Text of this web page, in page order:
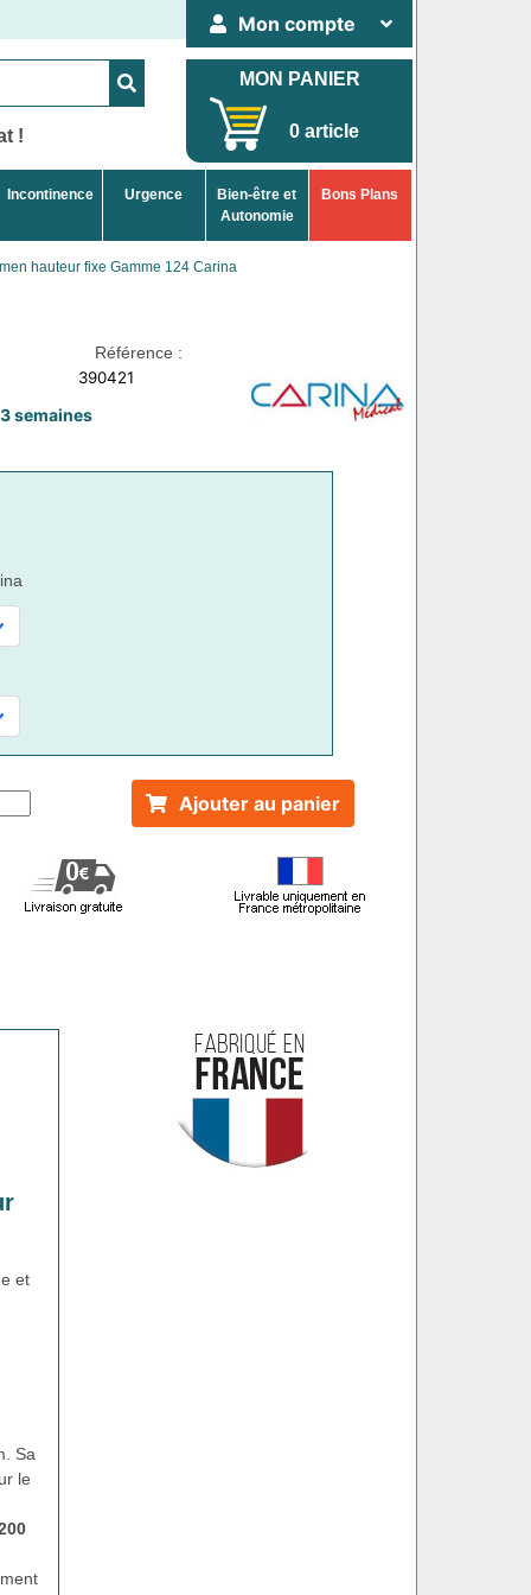
Mon compte
!
MON PANIER
0 article
Incontinence Urgence
Bien-être et
Autonomie
Bons Plans
hauteur fixe Gamme 124 Carina
Référence :
Ajouter au panier
et
Sa
le